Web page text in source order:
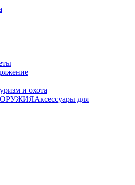
и охота
Аксессуары для